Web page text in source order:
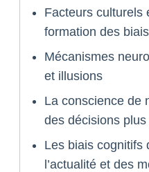
Facteurs culturels
formation des biais
Mécanismes
et illusions
La conscience de
des décisions
Les biais cognitifs
l’actualité et des